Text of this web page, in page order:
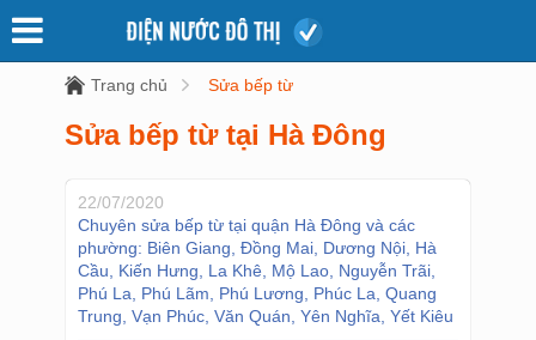
Trang chủ Sửa bếp từ
Sửa bếp từ tại Hà Đông
22/07/2020
Chuyên sửa bếp từ tại quận Hà Đông và các
phường: Biên Giang, Đồng Mai, Dương Nội, Hà
Cầu, Kiến Hưng, La Khê, Mộ Lao, Nguyễn Trãi,
Phú La, Phú Lãm, Phú Lương, Phúc La, Quang
Trung, Vạn Phúc, Văn Quán, Yên Nghĩa, Yết Kiêu